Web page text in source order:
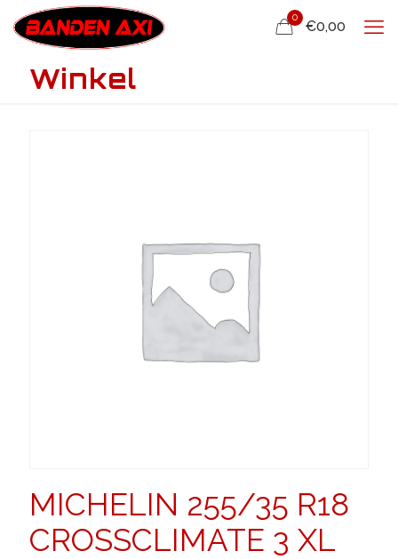
0
€0,00
Winkel
MICHELIN 255/35 R18
CROSSCLIMATE 3 XL